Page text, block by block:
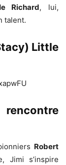
Richard, lui,
talent.
Little
Robert
Jimi s’inspire